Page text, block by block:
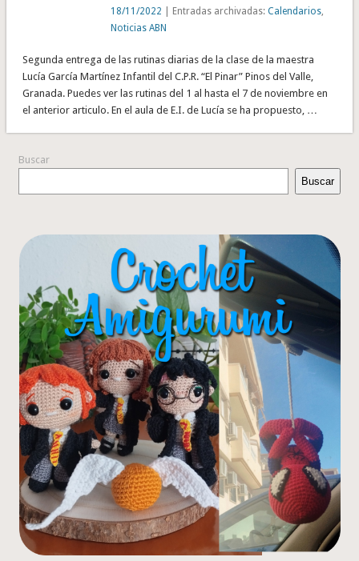
18/11/2022 | Entradas archivadas:Calendarios
Noticias ABN
Segunda entrega de las rutinas diarias de la clase de la maestra
Lucía García Martínez Infantil del C.P.R. “El Pinar” Pinos del Valle,
Granada. Puedes ver las rutinas del 1 al hasta el 7 de noviembre en
el anterior articulo. En el aula de E.I. de Lucía se ha propuesto, …
Buscar
Buscar